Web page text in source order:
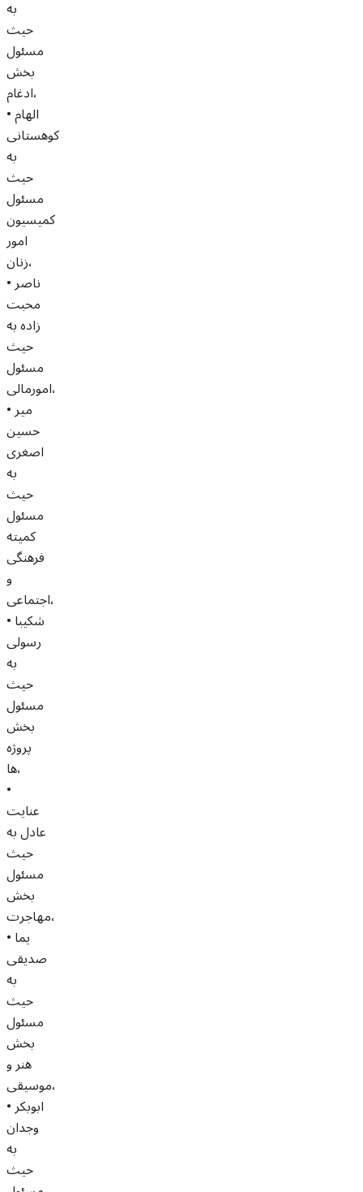
به
حیث
مسئول
بخش
ادغام،
• الهام
کوهستانی
به
حیث
مسئول
کمیسیون
امور
زنان،
• ناصر
محبت
زاده به
حیث
مسئول
امورمالی،
• میر
حسین
اصغری
به
حیث
مسئول
کمیته
فرهنگی
و
اجتماعی،
• شکیبا
رسولی
به
حیث
مسئول
بخش
پروژه
ها،
•
عنایت
عادل به
حیث
مسئول
بخش
مهاجرت،
• یما
صدیقی
به
حیث
مسئول
بخش
هنر و
موسیقی،
• ابوبکر
وجدان
به
حیث